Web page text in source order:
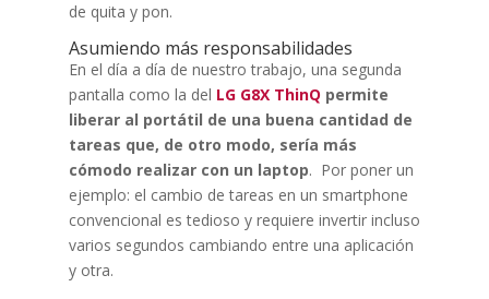
de quita y pon.
Asumiendo más responsabilidades
En el día a día de nuestro trabajo, una segunda
pantalla como la del LG G8X ThinQ permite
liberar al portátil de una buena cantidad de
tareas que, de otro modo, sería más
cómodo realizar con un laptop. Por poner un
ejemplo: el cambio de tareas en un smartphone
convencional es tedioso y requiere invertir incluso
varios segundos cambiando entre una aplicación
y otra.